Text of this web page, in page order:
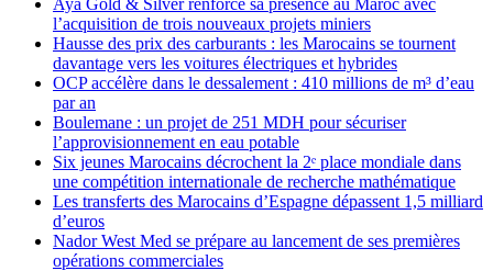
Aya Gold & Silver renforce sa présence au Maroc avec
l’acquisition de trois nouveaux projets miniers
Hausse des prix des carburants : les Marocains se tournent
davantage vers les voitures électriques et hybrides
OCP accélère dans le dessalement : 410 millions de m³ d’eau
par an
Boulemane : un projet de 251 MDH pour sécuriser
l’approvisionnement en eau potable
Six jeunes Marocains décrochent la 2ᵉ place mondiale dans
une compétition internationale de recherche mathématique
Les transferts des Marocains d’Espagne dépassent 1,5 milliard
d’euros
Nador West Med se prépare au lancement de ses premières
opérations commerciales